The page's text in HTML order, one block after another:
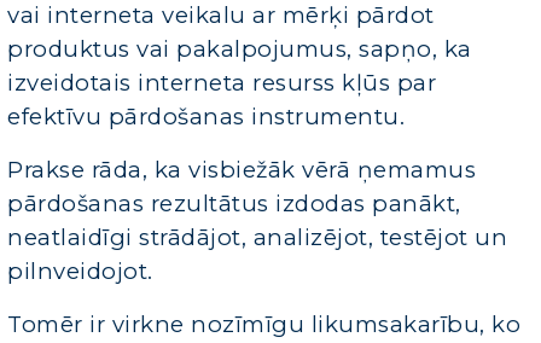
vai interneta veikalu ar mērķi pārdot
produktus vai pakalpojumus, sapņo, ka
izveidotais interneta resurss kļūs par
efektīvu pārdošanas instrumentu.
Prakse rāda, ka visbiežāk vērā ņemamus
pārdošanas rezultātus izdodas panākt,
neatlaidīgi strādājot, analizējot, testējot un
pilnveidojot.
Tomēr ir virkne nozīmīgu likumsakarību, ko